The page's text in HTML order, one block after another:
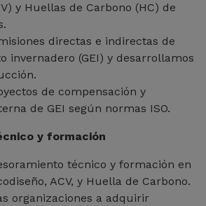
y Huellas de Carbono (HC) de
directas e indirectas de
invernadero (GEI) y desarrollamos
de compensación y
de GEI según normas ISO.
y formación
técnico y formación en
ACV, y Huella de Carbono.
organizaciones a adquirir